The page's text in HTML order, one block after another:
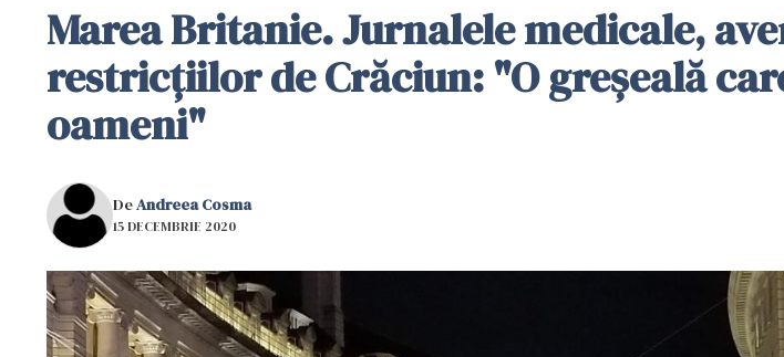
Marea Britanie. Jurnalele medicale,
restricţiilor de Crăciun: "O greşeală
oameni"
DeAndreea Cosma
15 DECEMBRIE 2020